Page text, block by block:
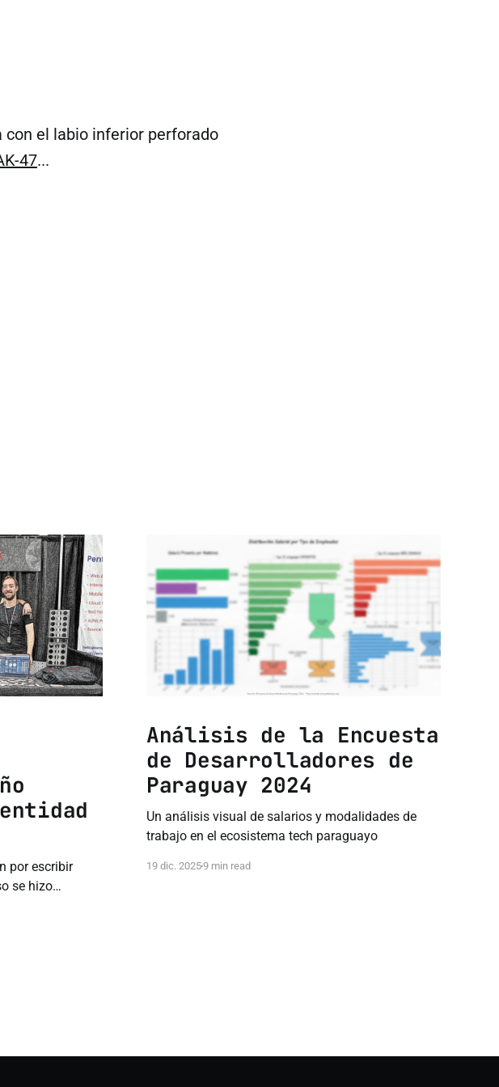
con el labio inferior perforado
47...
por escribir
se hizo
Análisis de la Encuesta
de Desarrolladores de
Paraguay 2024
Un análisis visual de salarios y modalidades de
trabajo en el ecosistema tech paraguayo
19 dic. 20259 min read